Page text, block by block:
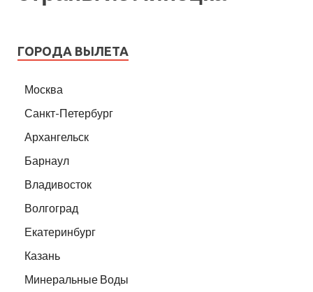
ГОРОДА ВЫЛЕТА
Москва
Санкт-Петербург
Архангельск
Барнаул
Владивосток
Волгоград
Екатеринбург
Казань
Минеральные Воды